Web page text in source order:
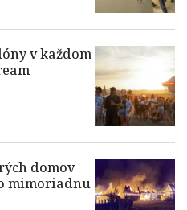
v každom
domov
mimoriadnu